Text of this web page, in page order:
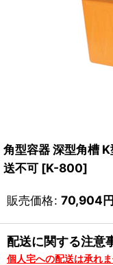
角型容器 深型角槽
送不可 [K-800]
販売価格: 70,904円
配送に関する注意
個人宅への配送は承れま